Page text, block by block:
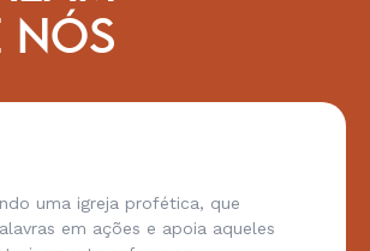
NÓS
uma igreja profética, que
em ações e apoia aqueles